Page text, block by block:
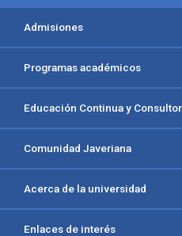
Menú principal del
Admisiones
Programas académicos
Educación Continua y
Comunidad Javeriana
Acerca de la universidad
Enlaces de interés